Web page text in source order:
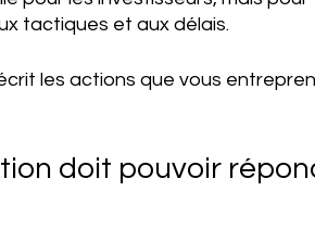
tactiques et aux délais.
les actions que vous
doit pouvoir